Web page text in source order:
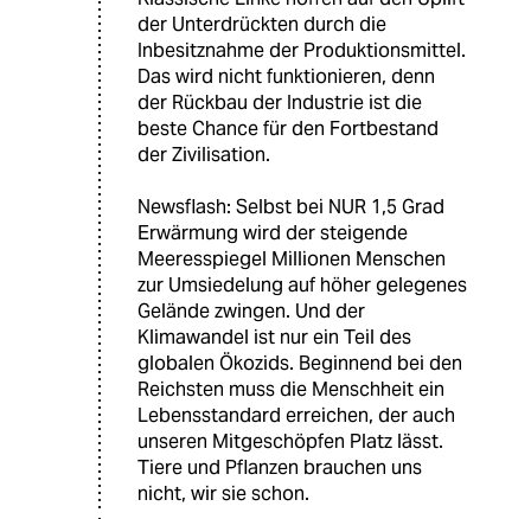
der Unterdrückten durch die
Inbesitznahme der Produktionsmittel.
Das wird nicht funktionieren, denn
der Rückbau der Industrie ist die
beste Chance für den Fortbestand
der Zivilisation.
Newsflash: Selbst bei NUR 1,5 Grad
Erwärmung wird der steigende
Meeresspiegel Millionen Menschen
zur Umsiedelung auf höher gelegenes
Gelände zwingen. Und der
Klimawandel ist nur ein Teil des
globalen Ökozids. Beginnend bei den
Reichsten muss die Menschheit ein
Lebensstandard erreichen, der auch
unseren Mitgeschöpfen Platz lässt.
Tiere und Pflanzen brauchen uns
nicht, wir sie schon.